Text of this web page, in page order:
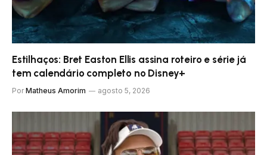
Estilhaços: Bret Easton Ellis assina roteiro e série já
tem calendário completo no Disney+
Por Matheus Amorim agosto 5, 2026